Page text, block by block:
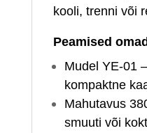
kooli, trenni või
Peamised
Mudel YE‑01
kompaktne
Mahutavus
smuuti või